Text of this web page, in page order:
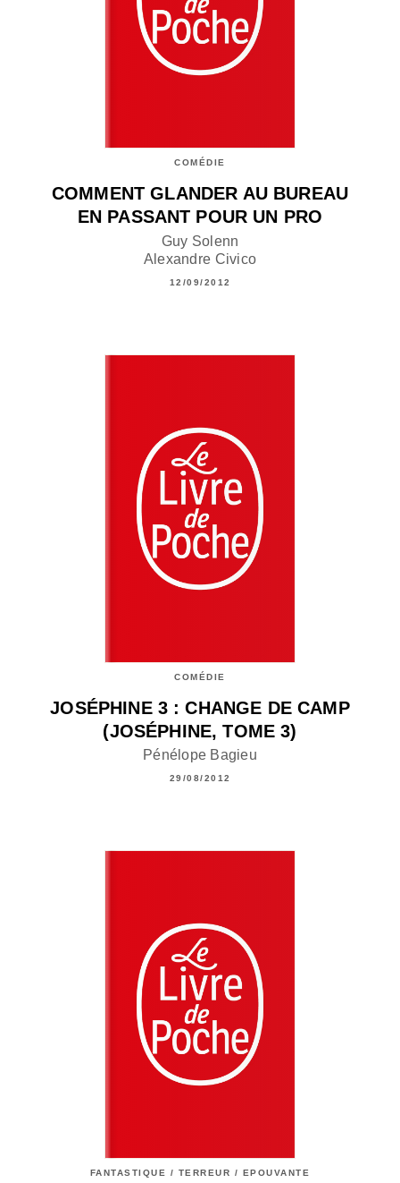
COMÉDIE
COMMENT GLANDER AU BUREAU
EN PASSANT POUR UN PRO
Guy Solenn
Alexandre Civico
12/09/2012
COMÉDIE
JOSÉPHINE 3 : CHANGE DE CAMP
(JOSÉPHINE, TOME 3)
Pénélope Bagieu
29/08/2012
FANTASTIQUE / TERREUR / EPOUVANTE